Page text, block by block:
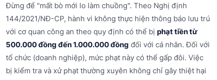
Đừng để "mất bò mới lo làm chuồng". Theo Nghị định
144/2021/NĐ-CP, hành vi không thực hiện thông báo lưu trú
với cơ quan công an theo quy định có thể bị phạt tiền từ
500.000 đồng đến 1.000.000 đồng đối với cá nhân. Đối với
tổ chức (doanh nghiệp), mức phạt này có thể gấp đôi. Việc
bị kiểm tra và xử phạt thường xuyên không chỉ gây thiệt hại